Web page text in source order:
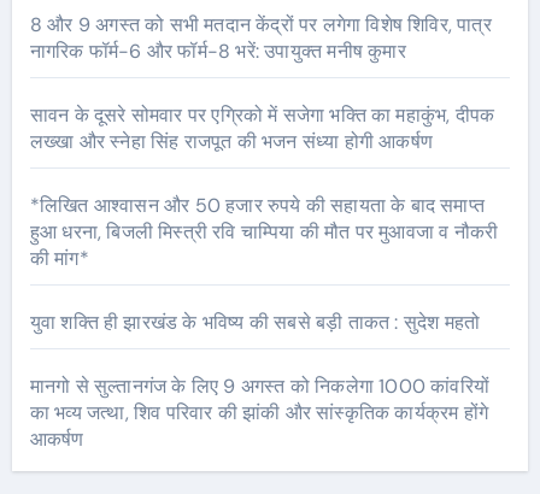
8 और 9 अगस्त को सभी मतदान केंद्रों पर लगेगा विशेष शिविर, पात्र
नागरिक फॉर्म-6 और फॉर्म-8 भरें: उपायुक्त मनीष कुमार
सावन के दूसरे सोमवार पर एग्रिको में सजेगा भक्ति का महाकुंभ, दीपक
लख्खा और स्नेहा सिंह राजपूत की भजन संध्या होगी आकर्षण
*लिखित आश्वासन और 50 हजार रुपये की सहायता के बाद समाप्त
हुआ धरना, बिजली मिस्त्री रवि चाम्पिया की मौत पर मुआवजा व नौकरी
की मांग*
युवा शक्ति ही झारखंड के भविष्य की सबसे बड़ी ताकत : सुदेश महतो
मानगो से सुल्तानगंज के लिए 9 अगस्त को निकलेगा 1000 कांवरियों
का भव्य जत्था, शिव परिवार की झांकी और सांस्कृतिक कार्यक्रम होंगे
आकर्षण